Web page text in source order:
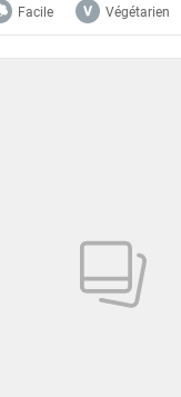
Facile Végétarien